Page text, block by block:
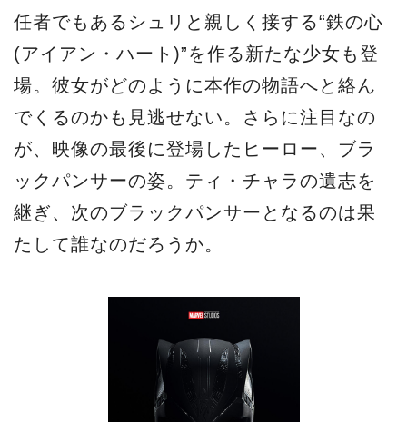
任者でもあるシュリと親しく接する“鉄の心
(アイアン・ハート)”を作る新たな少女も登
場。彼女がどのように本作の物語へと絡ん
でくるのかも見逃せない。さらに注目なの
が、映像の最後に登場したヒーロー、ブラ
ックパンサーの姿。ティ・チャラの遺志を
継ぎ、次のブラックパンサーとなるのは果
たして誰なのだろうか。